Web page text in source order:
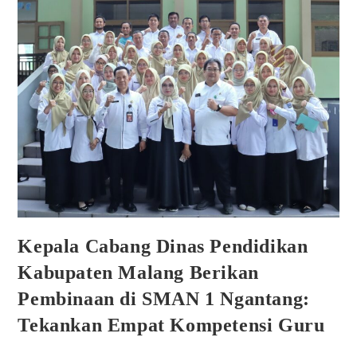
Kepala Cabang Dinas Pendidikan
Kabupaten Malang Berikan
Pembinaan di SMAN 1 Ngantang:
Tekankan Empat Kompetensi Guru